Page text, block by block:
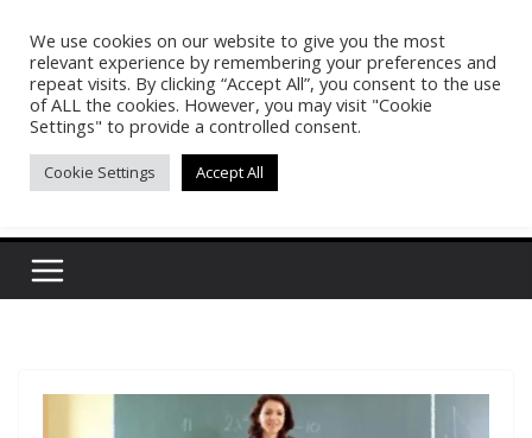
contentPasakon Puypong
(tonypuy)
เปิดพื้นที่การเรียนรู้และพร้อมแบ่งปันของผม
We use cookies on our website to give you the most
relevant experience by remembering your preferences and
repeat visits. By clicking “Accept All”, you consent to the use
of ALL the cookies. However, you may visit "Cookie
Settings" to provide a controlled consent.
Cookie Settings Accept All